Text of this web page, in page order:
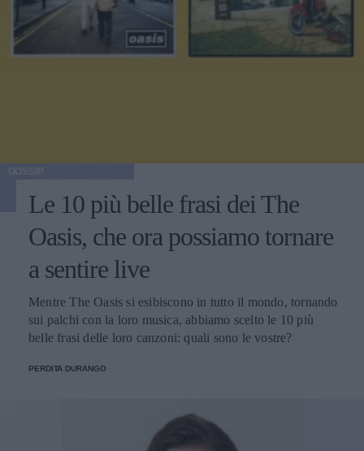
Le 10 più belle frasi dei The
Oasis, che ora possiamo tornare
a sentire live
Mentre The Oasis si esibiscono in tutto il mondo, tornando
sui palchi con la loro musica, abbiamo scelto le 10 più
belle frasi delle loro canzoni: quali sono le vostre?
PERDITA DURANGO